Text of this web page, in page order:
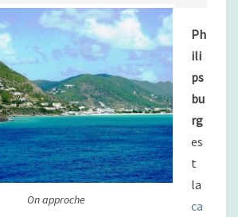
B
U
R
G
(
S
T
.
M
A
R
T
A
I
R
E
On approche
Ph
ili
ps
bu
rg
es
t
la
ca